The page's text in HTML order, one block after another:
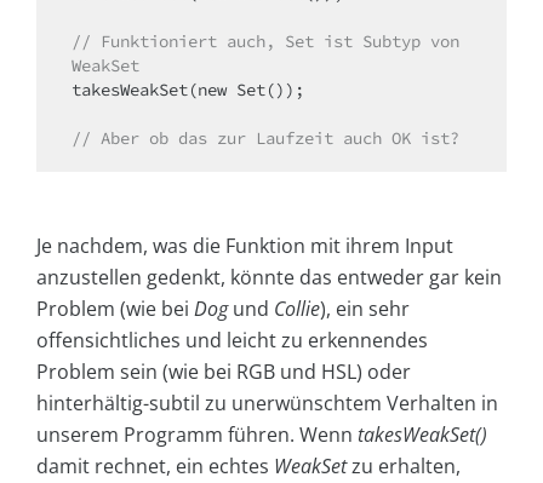
// Funktioniert auch, Set ist Subtyp von
WeakSet
takesWeakSet(new Set());
// Aber ob das zur Laufzeit auch OK ist?
Je nachdem, was die Funktion mit ihrem Input
anzustellen gedenkt, könnte das entweder gar kein
Problem (wie bei Dogund Collie), ein sehr
offensichtliches und leicht zu erkennendes
Problem sein (wie bei RGB und HSL) oder
hinterhältig-subtil zu unerwünschtem Verhalten in
unserem Programm führen. Wenn takesWeakSet()
damit rechnet, ein echtes WeakSetzu erhalten,